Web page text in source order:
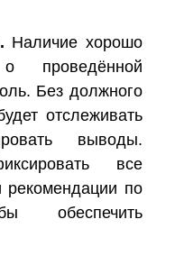
Наличие хорошо
проведённой
Без должного
отслеживать
выводы.
все
рекомендации по
обеспечить